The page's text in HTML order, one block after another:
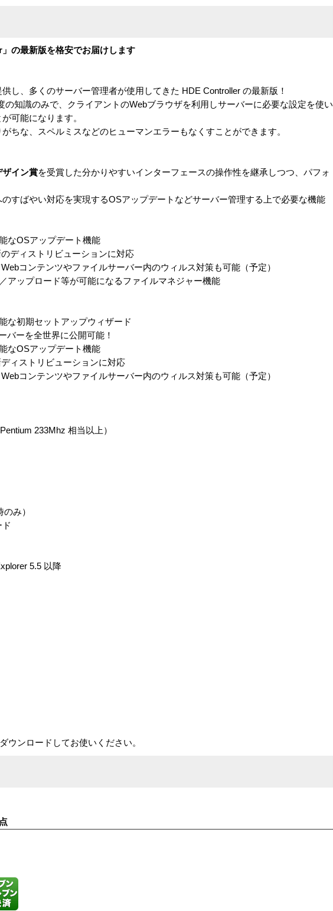
の最新版を格安でお届けします
し、多くのサーバー管理者が使用してきた HDE Controller の最新版！
の知識のみで、クライアントのWebブラウザを利用しサーバーに必要な設定を使い
可能になります。
ちな、スペルミスなどのヒューマンエラーもなくすことができます。
ザイン賞を受賞した分かりやすいインターフェースの操作性を継承しつつ、パフォ
すばやい対応を実現するOSアップデートなどサーバー管理する上で必要な機能
なOSアップデート機能
ディストリビューションに対応
コンテンツやファイルサーバー内のウィルス対策も可能（予定）
ップロード等が可能になるファイルマネジャー機能
な初期セットアップウィザード
ーを全世界に公開可能！
なOSアップデート機能
ィストリビューションに対応
コンテンツやファイルサーバー内のウィルス対策も可能（予定）
233Mhz 相当以上）
み）
5.5 以降
ウンロードしてお使いください。